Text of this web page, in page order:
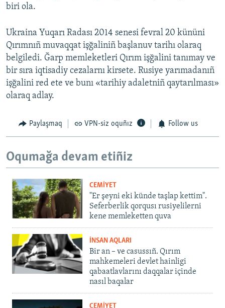
biri ola.
Ukraina Yuqarı Radası 2014 senesi fevral 20 kününi
Qırımnıñ muvaqqat işğaliniñ başlanuv tarihı olaraq
belgiledi. Ğarp memleketleri Qırım işğalini tanımay ve
bir sıra iqtisadiy cezalarnı kirsete. Rusiye yarımadanıñ
işğalini red ete ve bunı «tarihiy adaletniñ qaytarılması»
olaraq adlay.
Paylaşmaq VPN-siz oquñız Follow us
Oqumağa devam etiñiz
CEMİYET
"Er şeyni eki künde taşlap kettim".
Seferberlik qorqusı rusiyelilerni
kene memleketten quva
İNSAN AQLARI
Bir an – ve casussıñ. Qırım
mahkemeleri devlet hainligi
qabaatlavlarını daqqalar içinde
nasıl baqalar
CEMİYET